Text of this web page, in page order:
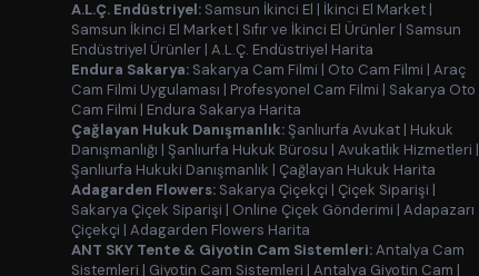
A.L.Ç. Endüstriyel: Samsun İkinci El | İkinci El Market |
Samsun İkinci El Market | Sıfır ve İkinci El Ürünler | Samsun
Endüstriyel Ürünler | A.L.Ç. Endüstriyel Harita
Endura Sakarya: Sakarya Cam Filmi | Oto Cam Filmi | Araç
Cam Filmi Uygulaması | Profesyonel Cam Filmi | Sakarya Oto
Cam Filmi | Endura Sakarya Harita
Çağlayan Hukuk Danışmanlık:Şanlıurfa Avukat | Hukuk
Danışmanlığı | Şanlıurfa Hukuk Bürosu | Avukatlık Hizmetleri |
Şanlıurfa Hukuki Danışmanlık | Çağlayan Hukuk Harita
Adagarden Flowers: Sakarya Çiçekçi | Çiçek Siparişi |
Sakarya Çiçek Siparişi | Online Çiçek Gönderimi | Adapazarı
Çiçekçi | Adagarden Flowers Harita
ANT SKY Tente & Giyotin Cam Sistemleri:Antalya Cam
Sistemleri | Giyotin Cam Sistemleri | Antalya Giyotin Cam |